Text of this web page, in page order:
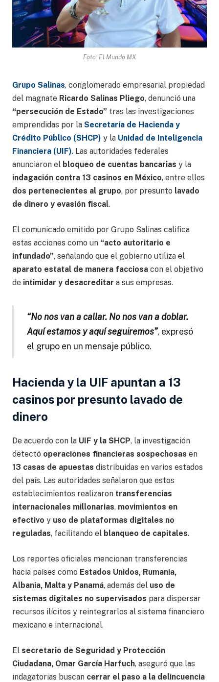
Foto: El Mundo MX
Grupo Salinas, conglomerado empresarial propiedad
del magnate Ricardo Salinas Pliego, denunció una
“persecución de Estado” tras las investigaciones
emprendidas por la Secretaría de Hacienda y
Crédito Público (SHCP) y la Unidad de Inteligencia
Financiera (UIF). Las autoridades federales
anunciaron el bloqueo de cuentas bancarias y la
indagación contra 13 casinos en México, entre ellos
dos pertenecientes al grupo, por presunto lavado
de dinero y evasión fiscal.
El comunicado emitido por Grupo Salinas califica
estas acciones como un “acto autoritario e
infundado”, señalando que el gobierno utiliza el
aparato estatal de manera facciosa con el objetivo
de intimidar y desacreditar a sus empresas.
“No nos van a callar. No nos van a doblar.
Aquí estamos y aquí seguiremos”, expresó
el grupo en un mensaje público.
Hacienda y la UIF apuntan a 13
casinos por presunto lavado de
dinero
De acuerdo con la UIF y la SHCP, la investigación
detectó operaciones financieras sospechosas en
13 casas de apuestas distribuidas en varios estados
del país. Las autoridades señalaron que estos
establecimientos realizaron transferencias
internacionales millonarias, movimientos en
efectivo y uso de plataformas digitales no
reguladas, facilitando el blanqueo de capitales.
Los reportes oficiales mencionan transferencias
hacia países como Estados Unidos, Rumania,
Albania, Malta y Panamá, además del uso de
sistemas digitales no supervisados para dispersar
recursos ilícitos y reintegrarlos al sistema financiero
mexicano e internacional.
El secretario de Seguridad y Protección
Ciudadana, Omar García Harfuch, aseguró que las
indagatorias buscan cerrar el paso a la delincuencia